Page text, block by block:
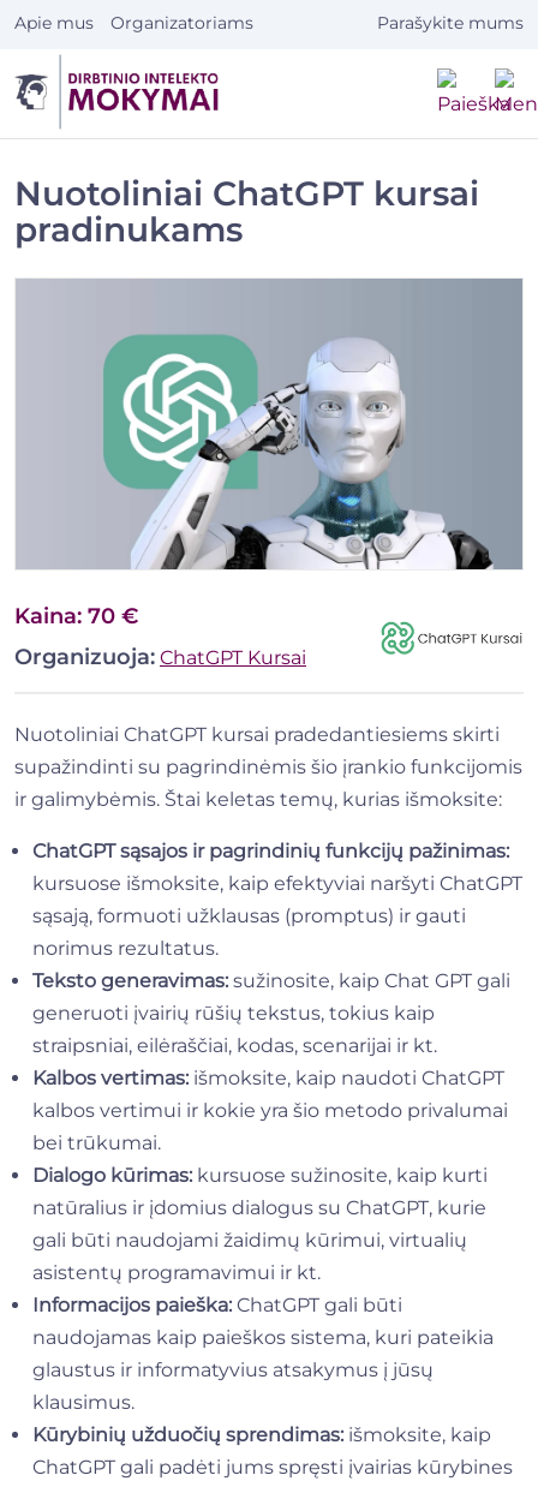
Eiti
turinio
Apie mus Organizatoriams Parašykite mums
Nuotoliniai ChatGPT kursai
pradinukams
Kaina: 70 €
Organizuoja: ChatGPT Kursai
Nuotoliniai ChatGPT kursai pradedantiesiems skirti
supažindinti su pagrindinėmis šio įrankio funkcijomis
ir galimybėmis. Štai keletas temų, kurias išmoksite:
ChatGPT sąsajos ir pagrindinių funkcijų pažinimas:
kursuose išmoksite, kaip efektyviai naršyti ChatGPT
sąsają, formuoti užklausas (promptus) ir gauti
norimus rezultatus.
Teksto generavimas: sužinosite, kaip Chat GPT gali
generuoti įvairių rūšių tekstus, tokius kaip
straipsniai, eilėraščiai, kodas, scenarijai ir kt.
Kalbos vertimas: išmoksite, kaip naudoti ChatGPT
kalbos vertimui ir kokie yra šio metodo privalumai
bei trūkumai.
Dialogo kūrimas: kursuose sužinosite, kaip kurti
natūralius ir įdomius dialogus su ChatGPT, kurie
gali būti naudojami žaidimų kūrimui, virtualių
asistentų programavimui ir kt.
Informacijos paieška: ChatGPT gali būti
naudojamas kaip paieškos sistema, kuri pateikia
glaustus ir informatyvius atsakymus į jūsų
klausimus.
Kūrybinių užduočių sprendimas: išmoksite, kaip
ChatGPT gali padėti jums spręsti įvairias kūrybines